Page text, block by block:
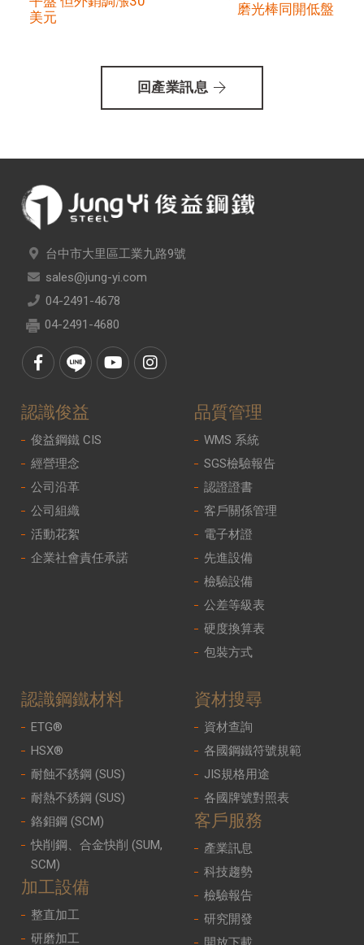
美元
磨光棒同開低盤
回產業訊息
台中市大里區工業九路9號
sales@jung-yi.com
04-2491-4678
04-2491-4680
認識俊益
俊益鋼鐵 CIS
經營理念
公司沿革
公司組織
活動花絮
企業社會責任承諾
品質管理
WMS 系統
SGS檢驗報告
認證證書
客戶關係管理
電子材證
先進設備
檢驗設備
公差等級表
硬度換算表
包裝方式
認識鋼鐵材料
ETG®
HSX®
耐蝕不銹鋼 (SUS)
耐熱不銹鋼 (SUS)
鉻鉬鋼 (SCM)
快削鋼、合金快削 (SUM,
SCM)
加工設備
整直加工
研磨加工
資材搜尋
資材查詢
各國鋼鐵符號規範
JIS規格用途
各國牌號對照表
客戶服務
產業訊息
科技趨勢
檢驗報告
研究開發